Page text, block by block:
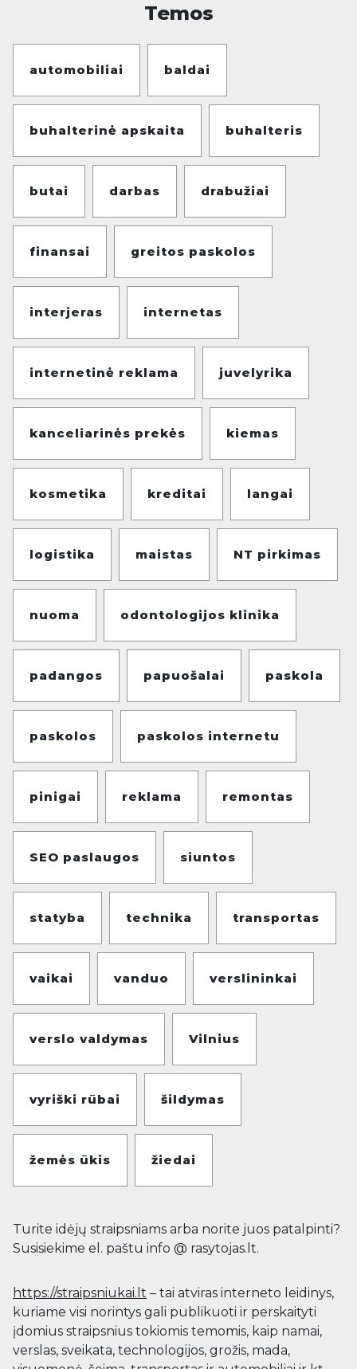
Temos
automobiliai baldai
buhalterinė apskaita buhalteris
butai darbas drabužiai
finansai greitos paskolos
interjeras internetas
internetinė reklama juvelyrika
kanceliarinės prekės kiemas
kosmetika kreditai langai
logistika maistas NT pirkimas
nuoma odontologijos klinika
padangos papuošalai paskola
paskolos paskolos internetu
pinigai reklama remontas
SEO paslaugos siuntos
statyba technika transportas
vaikai vanduo verslininkai
verslo valdymas Vilnius
vyriški rūbai šildymas
žemės ūkis žiedai
Turite idėjų straipsniams arba norite juos patalpinti?
Susisiekime el. paštu info @ rasytojas.lt.
https://straipsniukai.lt – tai atviras interneto leidinys,
kuriame visi norintys gali publikuoti ir perskaityti
įdomius straipsnius tokiomis temomis, kaip namai,
verslas, sveikata, technologijos, grožis, mada,